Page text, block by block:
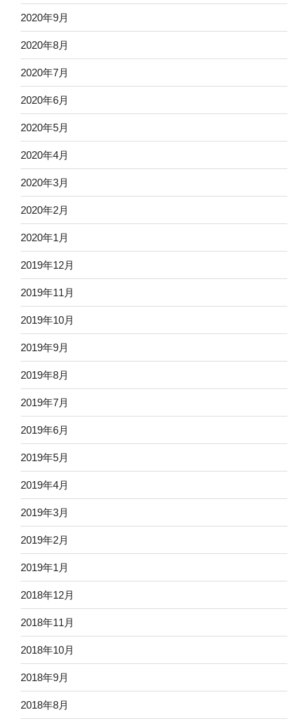
2020年9月
2020年8月
2020年7月
2020年6月
2020年5月
2020年4月
2020年3月
2020年2月
2020年1月
2019年12月
2019年11月
2019年10月
2019年9月
2019年8月
2019年7月
2019年6月
2019年5月
2019年4月
2019年3月
2019年2月
2019年1月
2018年12月
2018年11月
2018年10月
2018年9月
2018年8月